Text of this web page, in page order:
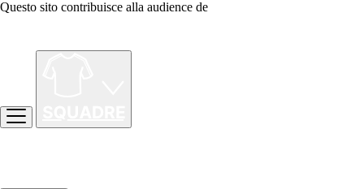
Questo sito contribuisce alla audience de